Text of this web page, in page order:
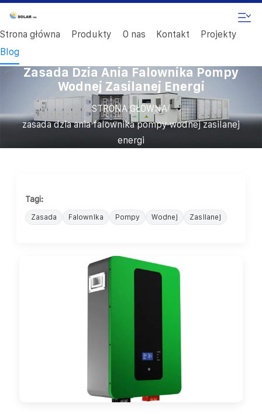
Strona główna Produkty O nas Kontakt
Projekty
Blog
Zasada Dzia Ania Falownika Pompy
Wodnej Zasilanej Energi
STRONA GŁÓWNA/
zasada dzia ania falownika pompy wodnej zasilanej
energi
Tagi:
Zasada Falownika Pompy Wodnej Zasilanej